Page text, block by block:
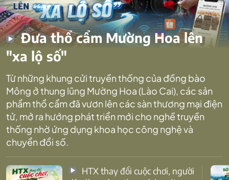
Đưa thổ cẩm Mường Hoa lên
"xa lộ số"
Từ những khung cửi truyền thống của đồng bào
Mông ở thung lũng Mường Hoa (Lào Cai), các sản
phẩm thổ cẩm đã vươn lên các sàn thương mại điện
tử, mở ra hướng phát triển mới cho nghề truyền
thống nhờ ứng dụng khoa học công nghệ và
chuyển đổi số.